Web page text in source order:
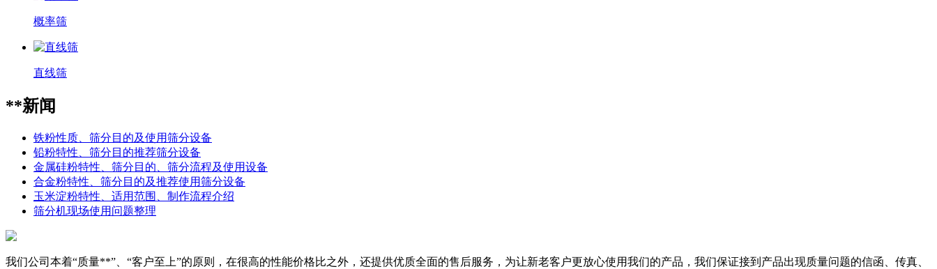
概率筛
直线筛
**新闻
铁粉性质、筛分目的及使用筛分设备
铅粉特性、筛分目的推荐筛分设备
金属硅粉特性、筛分目的、筛分流程及使用设备
合金粉特性、筛分目的及推荐使用筛分设备
玉米淀粉特性、适用范围、制作流程介绍
筛分机现场使用问题整理
我们公司本着“质量**”、“客户至上”的原则，在很高的性能价格比之外，还提供优质全面的售后服务，为让新老客户更放心使用我们的产品，我们保证接到产品出现质量问题的信函、传真、